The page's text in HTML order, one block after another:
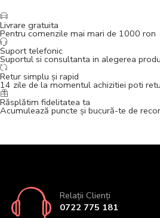
Livrare gratuita
Pentru comenzile mai mari de 1000 ron
Suport telefonic
Suportul si consultanta in alegerea
Retur simplu și rapid
14 zile de la momentul achizitiei poti
Răsplătim fidelitatea ta
Acumulează puncte și bucură-te de
Relații Clienți
0722 775 181